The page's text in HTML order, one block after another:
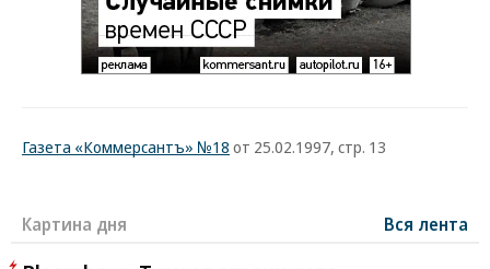
Газета «Коммерсантъ» №18 от 25.02.1997, стр. 13
Картина дня Вся лента